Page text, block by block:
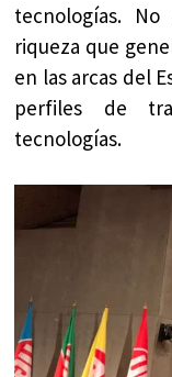
tecnologías.
riqueza que
en las arcas del
perfiles de
tecnologías.